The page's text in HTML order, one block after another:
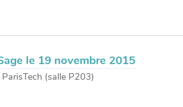
le 19 novembre 2015
(salle P203)